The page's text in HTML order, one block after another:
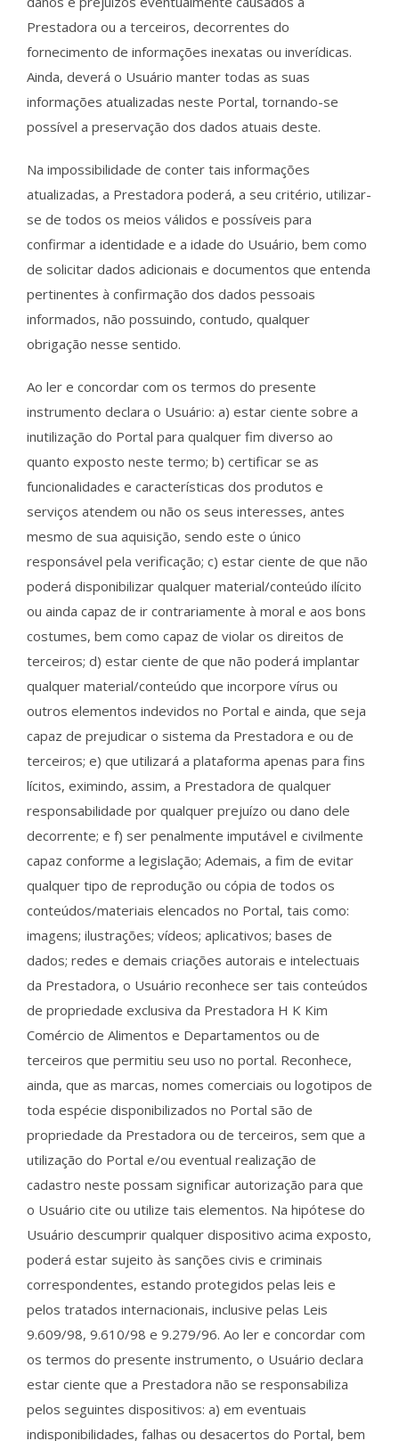
Prestadora ou a terceiros, decorrentes do
fornecimento de informações inexatas ou inverídicas.
Ainda, deverá o Usuário manter todas as suas
informações atualizadas neste Portal, tornando-se
possível a preservação dos dados atuais deste.
Na impossibilidade de conter tais informações
atualizadas, a Prestadora poderá, a seu critério, utilizar-
se de todos os meios válidos e possíveis para
confirmar a identidade e a idade do Usuário, bem como
de solicitar dados adicionais e documentos que entenda
pertinentes à confirmação dos dados pessoais
informados, não possuindo, contudo, qualquer
obrigação nesse sentido.
Ao ler e concordar com os termos do presente
instrumento declara o Usuário: a) estar ciente sobre a
inutilização do Portal para qualquer fim diverso ao
quanto exposto neste termo; b) certificar se as
funcionalidades e características dos produtos e
serviços atendem ou não os seus interesses, antes
mesmo de sua aquisição, sendo este o único
responsável pela verificação; c) estar ciente de que não
poderá disponibilizar qualquer material/conteúdo ilícito
ou ainda capaz de ir contrariamente à moral e aos bons
costumes, bem como capaz de violar os direitos de
terceiros; d) estar ciente de que não poderá implantar
qualquer material/conteúdo que incorpore vírus ou
outros elementos indevidos no Portal e ainda, que seja
capaz de prejudicar o sistema da Prestadora e ou de
terceiros; e) que utilizará a plataforma apenas para fins
lícitos, eximindo, assim, a Prestadora de qualquer
responsabilidade por qualquer prejuízo ou dano dele
decorrente; e f) ser penalmente imputável e civilmente
capaz conforme a legislação; Ademais, a fim de evitar
qualquer tipo de reprodução ou cópia de todos os
conteúdos/materiais elencados no Portal, tais como:
imagens; ilustrações; vídeos; aplicativos; bases de
dados; redes e demais criações autorais e intelectuais
da Prestadora, o Usuário reconhece ser tais conteúdos
de propriedade exclusiva da Prestadora H K Kim
Comércio de Alimentos e Departamentos ou de
terceiros que permitiu seu uso no portal. Reconhece,
ainda, que as marcas, nomes comerciais ou logotipos de
toda espécie disponibilizados no Portal são de
propriedade da Prestadora ou de terceiros, sem que a
utilização do Portal e/ou eventual realização de
cadastro neste possam significar autorização para que
o Usuário cite ou utilize tais elementos. Na hipótese do
Usuário descumprir qualquer dispositivo acima exposto,
poderá estar sujeito às sanções civis e criminais
correspondentes, estando protegidos pelas leis e
pelos tratados internacionais, inclusive pelas Leis
9.609/98, 9.610/98 e 9.279/96. Ao ler e concordar com
os termos do presente instrumento, o Usuário declara
estar ciente que a Prestadora não se responsabiliza
pelos seguintes dispositivos: a) em eventuais
indisponibilidades, falhas ou desacertos do Portal, bem